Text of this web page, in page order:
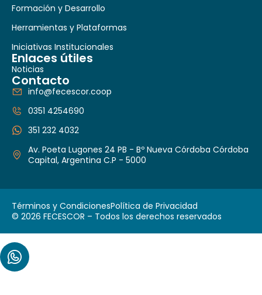
Formación y Desarrollo
Herramientas y Plataformas
Iniciativas Institucionales
Enlaces útiles
Noticias
Contacto
info@fecescor.coop
0351 4254690
351 232 4032
Av. Poeta Lugones 24 PB - Bº Nueva Córdoba Córdoba
Capital, Argentina C.P - 5000
© 2026 FECESCOR – Todos los derechos reservados
Términos y CondicionesPolítica de Privacidad